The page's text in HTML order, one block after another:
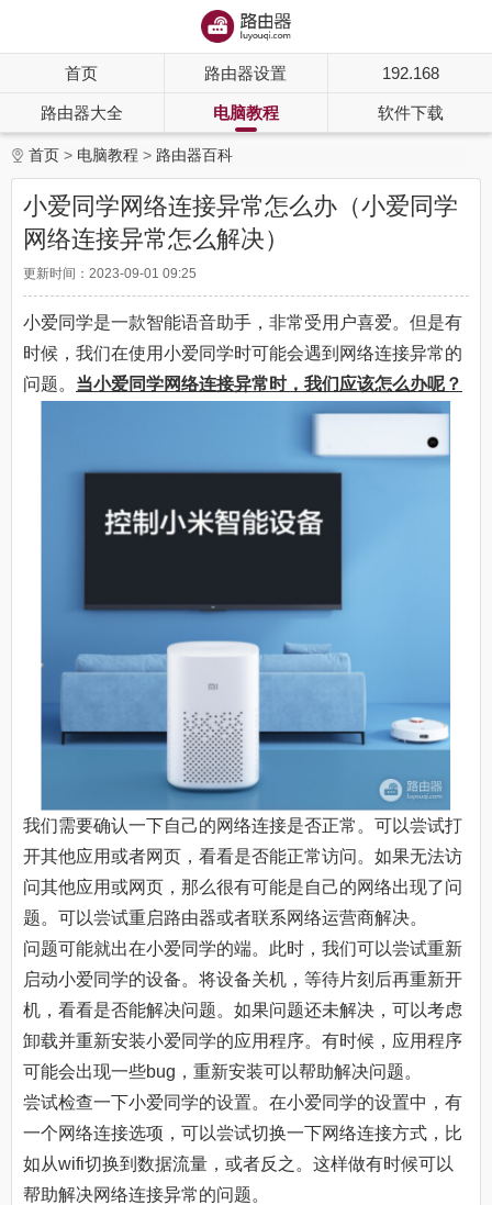
首页 路由器设置 192.168
路由器大全 电脑教程 软件下载
首页 电脑教程 路由器百科
小爱同学网络连接异常怎么办（小爱同学
网络连接异常怎么解决）
更新时间：2023-09-01 09:25
小爱同学是一款智能语音助手，非常受用户喜爱。但是有
时候，我们在使用小爱同学时可能会遇到网络连接异常的
问题。 当小爱同学网络连接异常时，我们应该怎么办呢？
我们需要确认一下自己的网络连接是否正常。可以尝试打
开其他应用或者网页，看看是否能正常访问。如果无法访
问其他应用或网页，那么很有可能是自己的网络出现了问
题。可以尝试重启路由器或者联系网络运营商解决。
问题可能就出在小爱同学的端。此时，我们可以尝试重新
启动小爱同学的设备。将设备关机，等待片刻后再重新开
机，看看是否能解决问题。如果问题还未解决，可以考虑
卸载并重新安装小爱同学的应用程序。有时候，应用程序
可能会出现一些bug，重新安装可以帮助解决问题。
尝试检查一下小爱同学的设置。在小爱同学的设置中，有
一个网络连接选项，可以尝试切换一下网络连接方式，比
如从wifi切换到数据流量，或者反之。这样做有时候可以
帮助解决网络连接异常的问题。